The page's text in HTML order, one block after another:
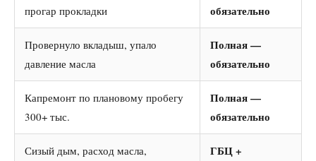
прогар прокладки
обязательно
Провернуло вкладыш, упало
давление масла
Полная —
обязательно
Капремонт по плановому пробегу
300+ тыс.
Полная —
обязательно
Сизый дым, расход масла,
ГБЦ +